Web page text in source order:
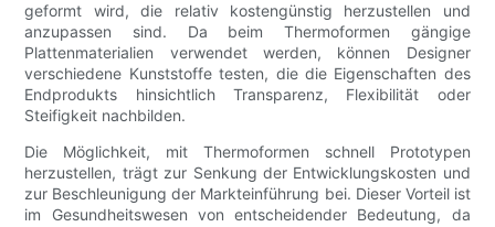
geformt wird, die relativ kostengünstig herzustellen und
anzupassen sind. Da beim Thermoformen gängige
Plattenmaterialien verwendet werden, können Designer
verschiedene Kunststoffe testen, die die Eigenschaften des
Endprodukts hinsichtlich Transparenz, Flexibilität oder
Steifigkeit nachbilden.
Die Möglichkeit, mit Thermoformen schnell Prototypen
herzustellen, trägt zur Senkung der Entwicklungskosten und
zur Beschleunigung der Markteinführung bei. Dieser Vorteil ist
im Gesundheitswesen von entscheidender Bedeutung, da